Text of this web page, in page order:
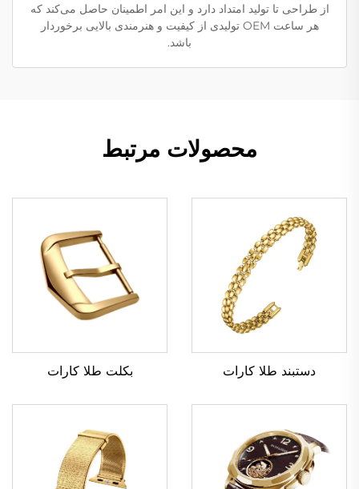
از طراحی تا تولید امتداد دارد و این امر اطمینان حاصل می‌کند که
هر ساعت OEM تولیدی از کیفیت و هنرمندی بالایی برخوردار
باشد.
محصولات مرتبط
دستبند طلا کارات بکلت طلا کارات